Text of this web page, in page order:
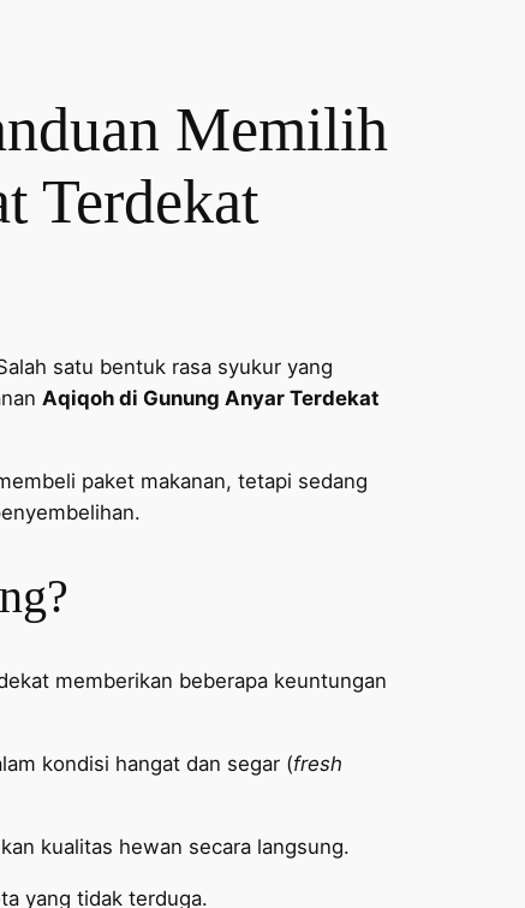
Memilih
Terdekat
satu bentuk rasa syukur yang
Aqiqoh di Gunung Anyar Terdekat
paket makanan, tetapi sedang
memberikan beberapa keuntungan
kondisi hangat dan segar (fresh
kualitas hewan secara langsung.
yang tidak terduga.